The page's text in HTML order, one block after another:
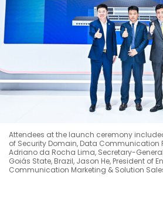
Attendees at the launch ceremony
of Security Domain, Data Communication
Adriano da Rocha Lima, Secretary-
Goiás State, Brazil, Jason He, President of
Communication Marketing & Solution